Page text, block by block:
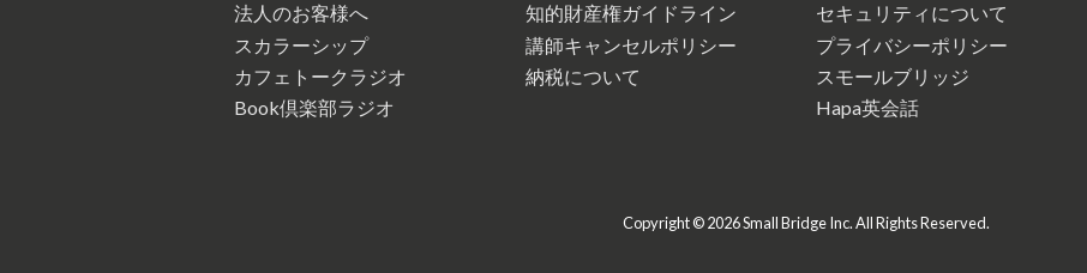
法人のお客様へ
スカラーシップ
カフェトークラジオ
Book倶楽部ラジオ
知的財産権ガイドライン
講師キャンセルポリシー
納税について
セキュリティについて
プライバシーポリシー
スモールブリッジ
Hapa英会話
Copyright © 2026 Small Bridge Inc. All Rights Reserved.